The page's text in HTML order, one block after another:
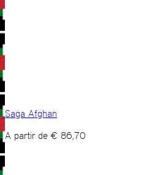
Saga Afghan
A partir de € 86,70